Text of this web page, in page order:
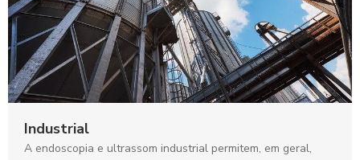
Industrial
A endoscopia e ultrassom industrial permitem, em geral,